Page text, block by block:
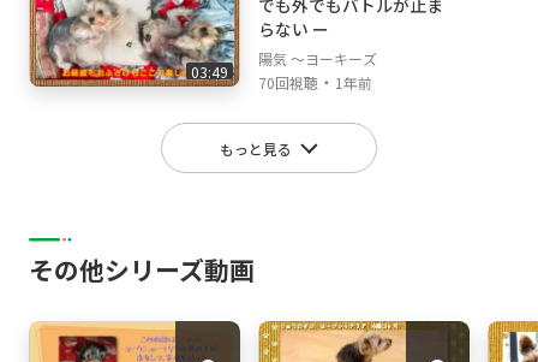
03:49
らない ー
陽気 ～ヨーキーズ
70回視聴 ・ 1年前
もっと見る
その他シリーズ動画